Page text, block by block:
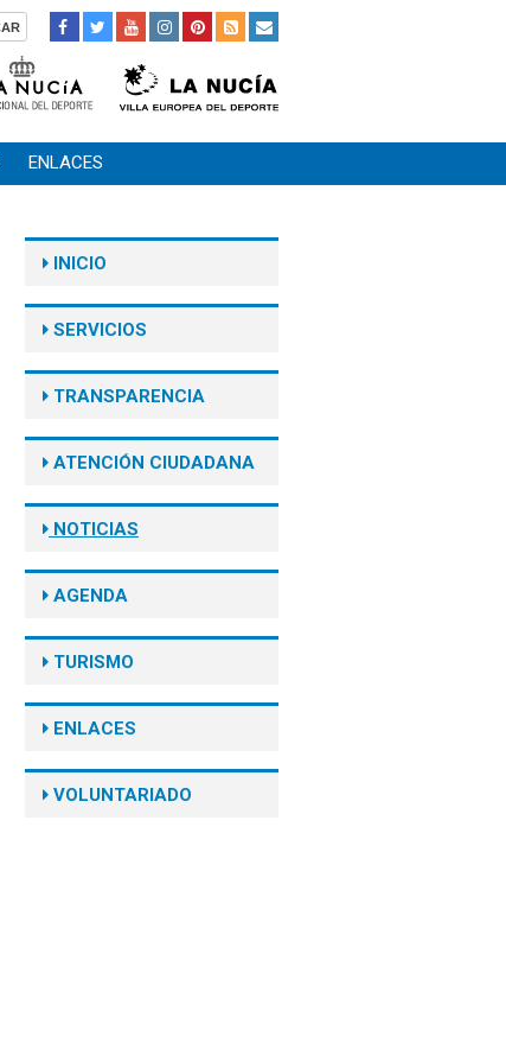
ENLACES
INICIO
SERVICIOS
TRANSPARENCIA
ATENCIÓN CIUDADANA
NOTICIAS
AGENDA
TURISMO
ENLACES
VOLUNTARIADO